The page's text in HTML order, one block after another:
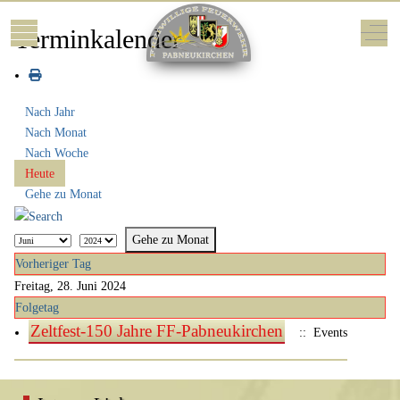
Mobile Menu Toggle Off-
Terminkalender
Nach Jahr
Nach Monat
Nach Woche
Heute
Gehe zu Monat
Gehe zu Monat
Vorheriger Tag
Freitag, 28. Juni 2024
Folgetag
Zeltfest-150 Jahre FF-Pabneukirchen :: Events